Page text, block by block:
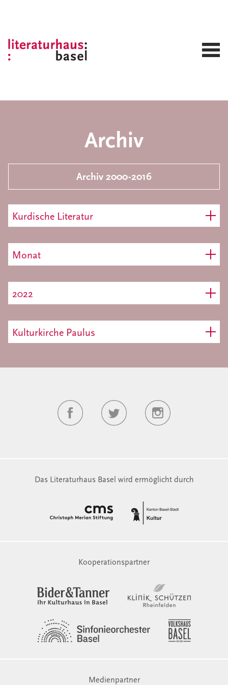
Archiv
Archiv 2000-2016
Kurdische Literatur
Monat
2022
Kulturkirche Paulus
Das Literaturhaus Basel wird ermöglicht durch
Kooperationspartner
Medienpartner